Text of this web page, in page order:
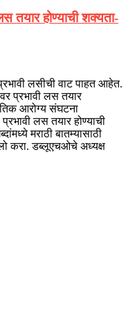
तयार होण्याची शक्यता-
लसीची वाट पाहत आहेत.
प्रभावी लस तयार
आरोग्य संघटना
लस तयार होण्याची
मराठी बातम्यासाठी
करा. डब्लूएचओचे अध्यक्ष